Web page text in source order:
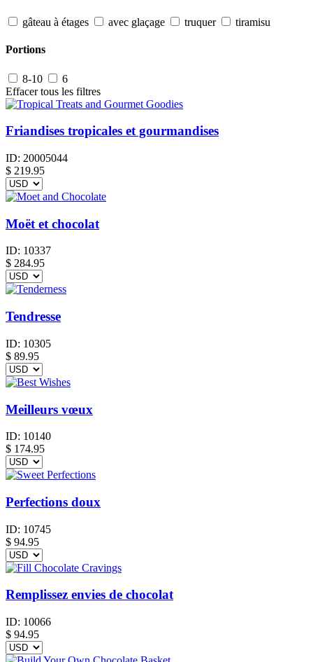
gâteau à étages avec glaçage truquer tiramisu
Portions
8-10
6
Effacer tous les filtres
Friandises tropicales et gourmandises
ID: 20005044
$ 219.95
Moët et chocolat
ID: 10337
$ 284.95
Tendresse
ID: 10305
$ 89.95
Meilleurs vœux
ID: 10140
$ 174.95
Perfections doux
ID: 10745
$ 94.95
Remplissez envies de chocolat
ID: 10066
$ 94.95